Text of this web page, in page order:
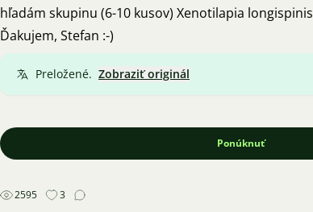
hľadám skupinu (6-10 kusov) Xenotilapia longispinis
Ďakujem, Stefan :-)
Preložené. Zobraziť originál
Ponúknuť
2595 3